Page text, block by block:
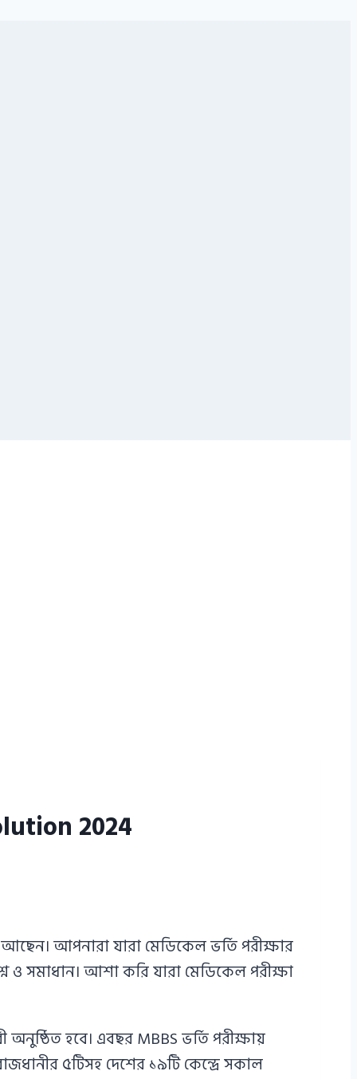
2024
আপনারা যারা মেডিকেল ভর্তি পরীক্ষার
সমাধান। আশা করি যারা মেডিকেল পরীক্ষা
হবে। এবছর MBBS ভর্তি পরীক্ষায়
৫টিসহ দেশের ১৯টি কেন্দ্রে সকাল